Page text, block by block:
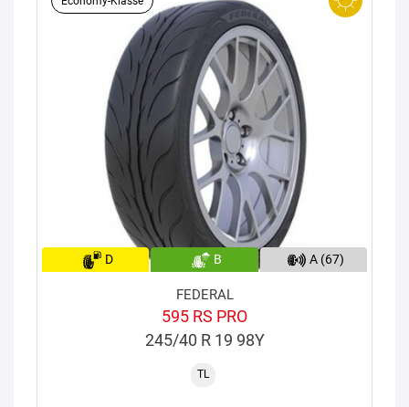
D B A (67)
FEDERAL
595 RS PRO
245/40 R 19 98Y
TL